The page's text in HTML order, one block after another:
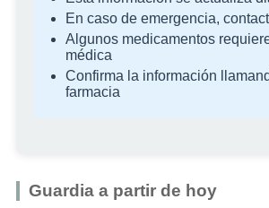
En caso de emergencia,
Algunos medicamentos
médica
Confirma la información
farmacia
Guardia a partir de hoy